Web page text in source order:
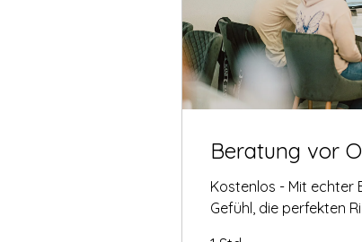
Beratung vor
Kostenlos - Mit echter
Gefühl, die perfekten